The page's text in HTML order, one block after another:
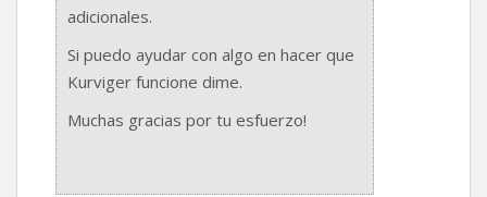
adicionales.
Si puedo ayudar con algo en hacer que
Kurviger funcione dime.
Muchas gracias por tu esfuerzo!